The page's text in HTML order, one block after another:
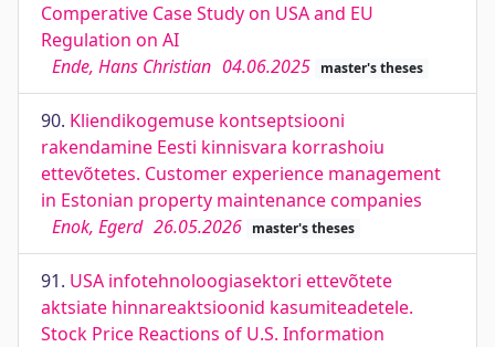
Comperative Case Study on USA and EU
Regulation on AI
Ende, Hans Christian 04.06.2025 master's theses
90. Kliendikogemuse kontseptsiooni
rakendamine Eesti kinnisvara korrashoiu
ettevõtetes. Customer experience management
in Estonian property maintenance companies
Enok, Egerd 26.05.2026 master's theses
91. USA infotehnoloogiasektori ettevõtete
aktsiate hinnareaktsioonid kasumiteadetele.
Stock Price Reactions of U.S. Information